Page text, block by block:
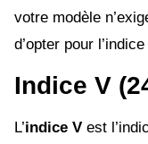
votre modèle
d’opter pour
Indice V
L’indice V est